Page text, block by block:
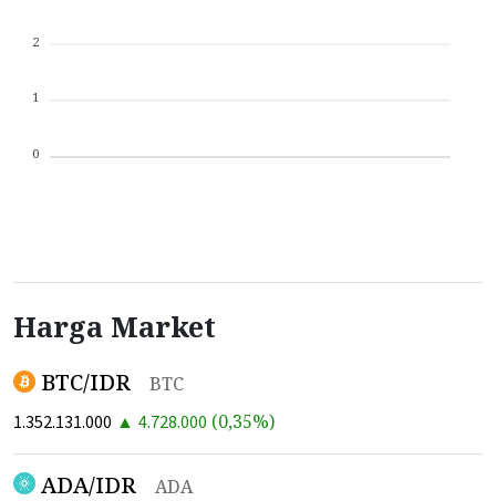
2
1
0
Harga Market
BTC/IDR
BTC
1.352.131.000 ▲ 4.728.000 (0,35%)
ADA/IDR
ADA